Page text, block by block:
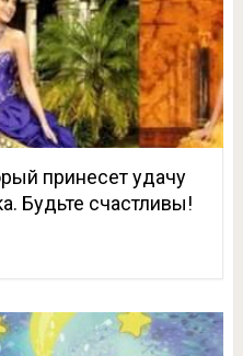
принесет удачу
Будьте счастливы!